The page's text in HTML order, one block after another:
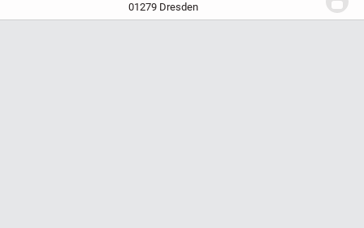
01279 Dresden